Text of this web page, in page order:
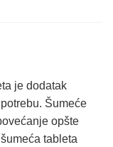
je dodatak
Šumeće
opšte
tableta